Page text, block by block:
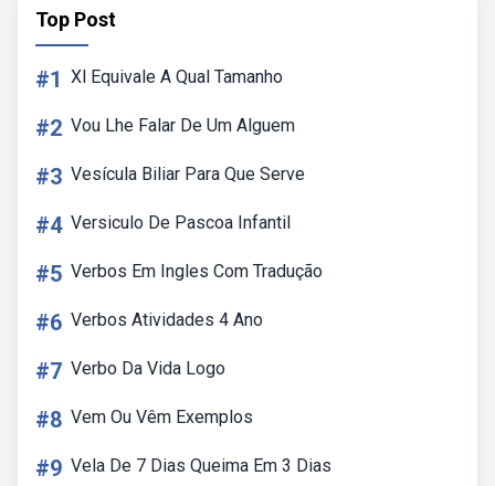
Top Post
#1 Xl Equivale A Qual Tamanho
#2 Vou Lhe Falar De Um Alguem
#3 Vesícula Biliar Para Que Serve
#4 Versiculo De Pascoa Infantil
#5 Verbos Em Ingles Com Tradução
#6 Verbos Atividades 4 Ano
#7 Verbo Da Vida Logo
#8 Vem Ou Vêm Exemplos
#9 Vela De 7 Dias Queima Em 3 Dias